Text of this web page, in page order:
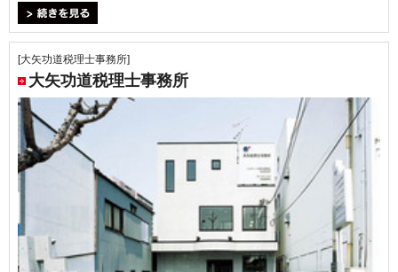
[大矢功道税理士事務所]
大矢功道税理士事務所